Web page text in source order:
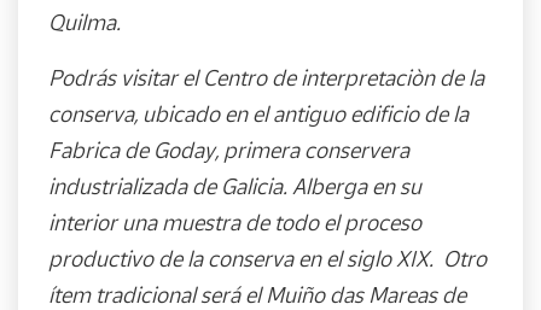
Quilma.
Podrás visitar el Centro de interpretaciòn de la
conserva, ubicado en el antiguo edificio de la
Fabrica de Goday, primera conservera
industrializada de Galicia. Alberga en su
interior una muestra de todo el proceso
productivo de la conserva en el siglo XIX. Otro
ítem tradicional será el Muiño das Mareas de